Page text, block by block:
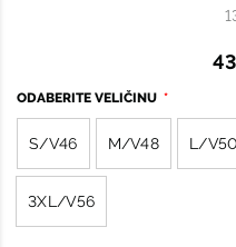
ODABERITE VELIČINU
S/V46 M/V48 L/V50
3XL/V56